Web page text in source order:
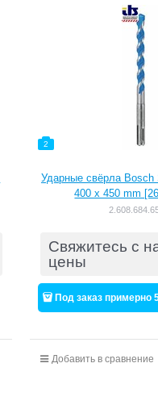
2
Ударные свёрла Bosch
400 x 450 mm
Свяжитесь с
цены
Под заказ примерно
Добавить в сравнение